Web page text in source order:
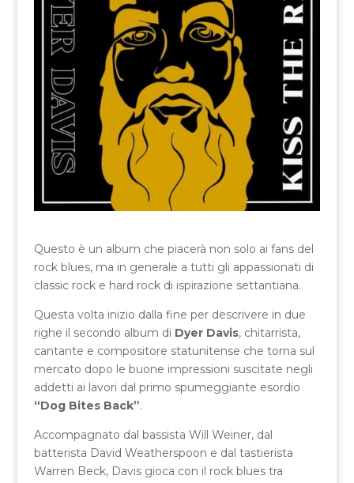
Questo è un album che piacerà non solo ai fans del
rock blues, ma in generale a tutti gli appassionati di
classic rock e hard rock di ispirazione settantiana.
Questa volta inizio dalla fine per descrivere in due
righe il secondo album di Dyer Davis, chitarrista,
cantante e compositore statunitense che torna sul
mercato dopo le buone impressioni suscitate negli
addetti ai lavori dal primo spumeggiante esordio
“Dog Bites Back”.
Accompagnato dal bassista Will Weiner, dal
batterista David Weatherspoon e dal tastierista
Warren Beck, Davis gioca con il rock blues tra